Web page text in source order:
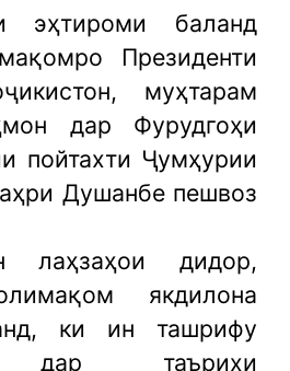
эҳтироми баланд
Президенти
муҳтарам
дар Фурудгоҳи
пойтахти Ҷумҳурии
Душанбе пешвоз
лаҳзаҳои дидор,
якдилона
ки ин ташрифу
дар таърихи